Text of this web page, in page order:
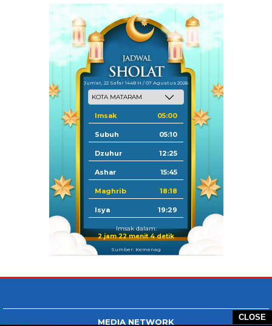
CLOSE
Jum'at, 22 Safar 1448 H / 07 Agustus 2026
Imsak 05:00
Subuh 05:10
Dzuhur 12:25
Ashar 15:45
Maghrib 18:18
Isya 19:29
Imsak dalam:
2 jam 22 menit 3 detik
Sumber: Kemenag
MEDIA NETWORK